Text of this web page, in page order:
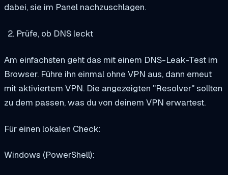
dabei, sie im Panel nachzuschlagen.
Prüfe, ob DNS leckt
Am einfachsten geht das mit einem DNS-Leak-Test im
Browser. Führe ihn einmal ohne VPN aus, dann erneut
mit aktiviertem VPN. Die angezeigten "Resolver" sollten
zu dem passen, was du von deinem VPN erwartest.
Für einen lokalen Check:
Windows (PowerShell):